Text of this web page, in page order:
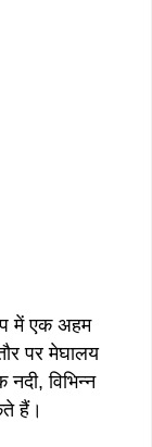
में एक अहम
पर मेघालय
विभिन्न
हैं।